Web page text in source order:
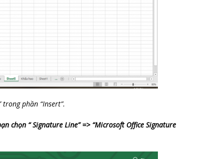
trong phần “Insert”.
chọn “ Signature Line” => “Microsoft Office Signature